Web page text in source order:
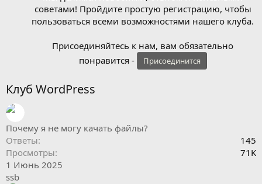
советами! Пройдите простую регистрацию, чтобы
пользоваться всеми возможностями нашего клуба.
Присоединяйтесь к нам, вам обязательно
понравится -
Присоединится
Клуб WordPress
Почему я не могу качать файлы?
Ответы
145
Просмотры
71K
1 Июнь 2025
ssb